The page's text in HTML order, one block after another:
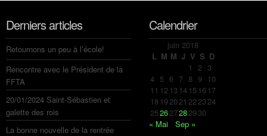
Derniers articles
Retournons un peu à l’école!
Rencontre avec le Président de la
FFTA
20/01/2024 Saint-Sébastien et
galette des rois
La bonne nouvelle de la rentrée
Calendrier
juin 2018
L M M J V S D
1 2 3
4 5 6 7 8 9 10
11 12 13 14 15 16 17
18 192021 222324
252627282930
« Mai
Sep »